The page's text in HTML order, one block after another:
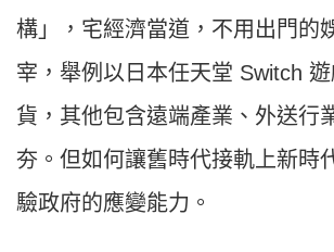
構」，宅經濟當道，不用出門的
宰，舉例以日本任天堂 Switch
貨，其他包含遠端產業、外送行
夯。但如何讓舊時代接軌上新時
驗政府的應變能力。